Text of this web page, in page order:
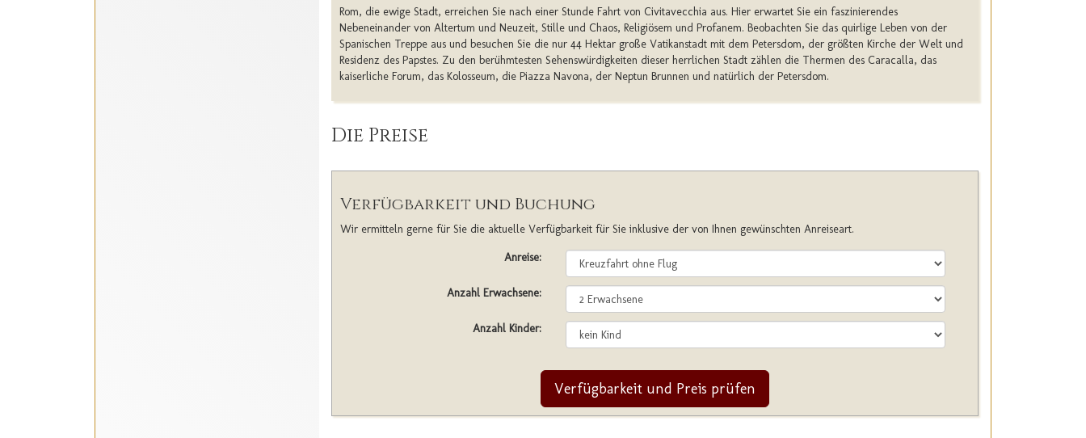
Rom, die ewige Stadt, erreichen Sie nach einer Stunde Fahrt von Civitavecchia aus. Hier erwartet Sie ein faszinierendes
Nebeneinander von Altertum und Neuzeit, Stille und Chaos, Religiösem und Profanem. Beobachten Sie das quirlige Leben von der
Spanischen Treppe aus und besuchen Sie die nur 44 Hektar große Vatikanstadt mit dem Petersdom, der größten Kirche der Welt und
Residenz des Papstes. Zu den berühmtesten Sehenswürdigkeiten dieser herrlichen Stadt zählen die Thermen des Caracalla, das
kaiserliche Forum, das Kolosseum, die Piazza Navona, der Neptun Brunnen und natürlich der Petersdom.
Die Preise
Verfügbarkeit und Buchung
Wir ermitteln gerne für Sie die aktuelle Verfügbarkeit für Sie inklusive der von Ihnen gewünschten Anreiseart.
Anreise:
Anzahl Erwachsene:
Anzahl Kinder:
Verfügbarkeit und Preis prüfen